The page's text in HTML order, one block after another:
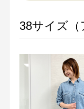
38サイズ